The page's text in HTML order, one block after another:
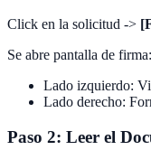
Click en la solicitud ->
Se abre pantalla de firma:
Lado izquierdo:
Lado derecho:
Paso 2: Leer el